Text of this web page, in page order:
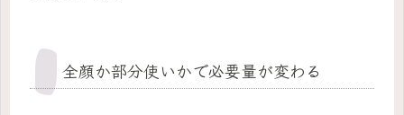
全顔か部分使いかで必要量が変わる